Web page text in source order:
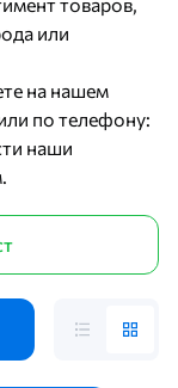
или
на нашем
по телефону:
наши